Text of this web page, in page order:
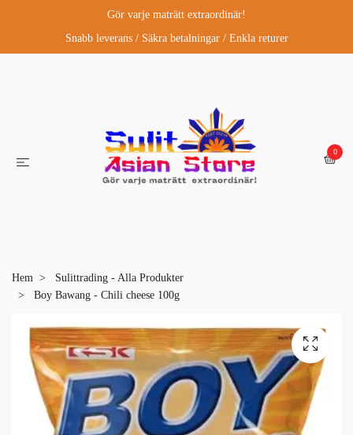
Gör varje maträtt extraordinär!
Snabb leverans / Säkra betalningar / Enkla returer
0
Hem
Sulittrading - Alla Produkter
Boy Bawang - Chili cheese 100g